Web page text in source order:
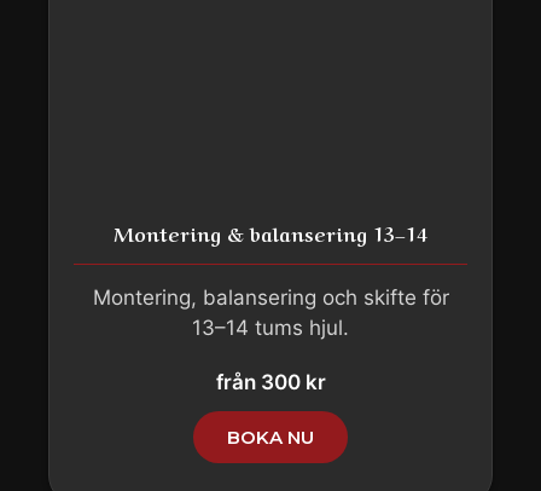
Montering & balansering 13–14
Montering, balansering och skifte för
13–14 tums hjul.
från 300 kr
BOKA NU